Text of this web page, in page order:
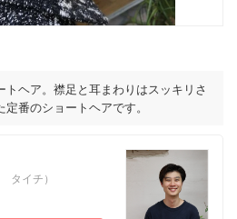
ヘア。襟足と耳まわりはスッキリさ
番のショートヘアです。
タイチ）